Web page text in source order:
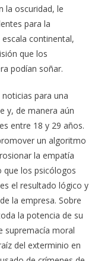
la oscuridad, le
para la
continental,
que los
podían soñar.
para una
y, de manera aún
entre 18 y 29 años.
un algoritmo
la empatía
los psicólogos
el resultado lógico y
la empresa. Sobre
la potencia de su
supremacía moral
del exterminio en